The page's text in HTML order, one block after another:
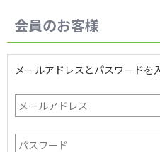
会員のお客様
メールアドレスとパスワードを